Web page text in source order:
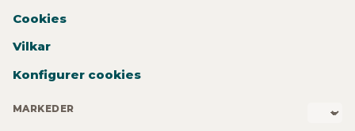
Cookies
Vilkar
Konfigurer cookies
MARKEDER